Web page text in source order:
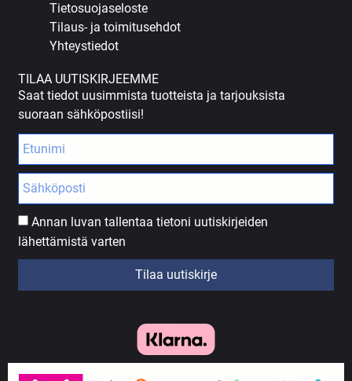
Tietosuojaseloste
Tilaus- ja toimitusehdot
Yhteystiedot
TILAA UUTISKIRJEEMME
Saat tiedot uusimmista tuotteista ja tarjouksista
suoraan sähköpostiisi!
Annan luvan tallentaa tietoni uutiskirjeiden
lähettämistä varten
Tilaa uutiskirje